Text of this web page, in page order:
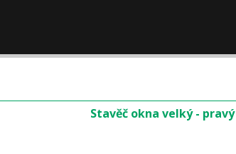
Stavěč okna velký - pravý